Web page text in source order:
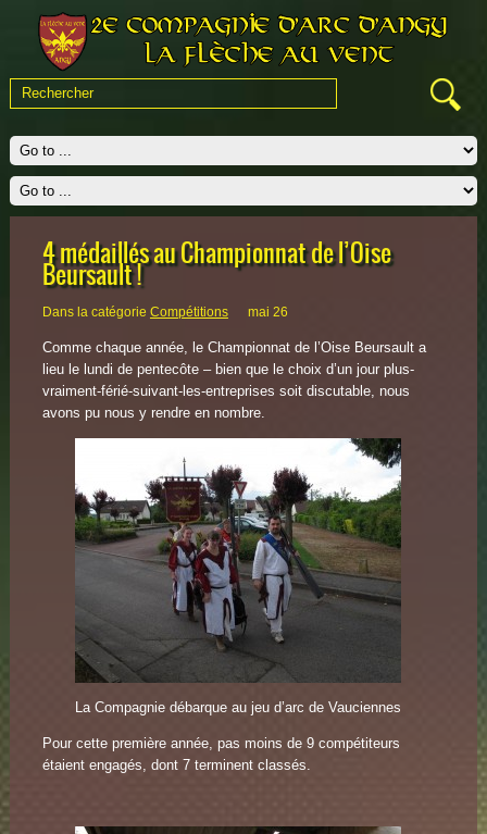
4 médaillés au Championnat de l’Oise
Beursault !
Dans la catégorie Compétitions mai 26
Comme chaque année, le Championnat de l’Oise Beursault a
lieu le lundi de pentecôte – bien que le choix d’un jour plus-
vraiment-férié-suivant-les-entreprises soit discutable, nous
avons pu nous y rendre en nombre.
La Compagnie débarque au jeu d’arc de Vauciennes
Pour cette première année, pas moins de 9 compétiteurs
étaient engagés, dont 7 terminent classés.